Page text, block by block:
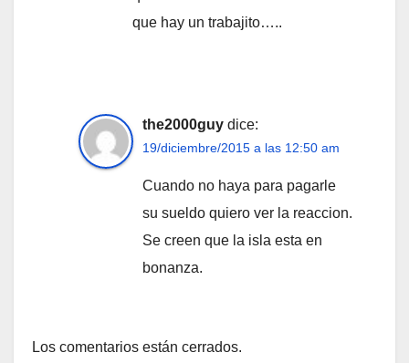
que hay un trabajito…..
the2000guy dice:
19/diciembre/2015 a las 12:50 am
Cuando no haya para pagarle
su sueldo quiero ver la reaccion.
Se creen que la isla esta en
bonanza.
Los comentarios están cerrados.